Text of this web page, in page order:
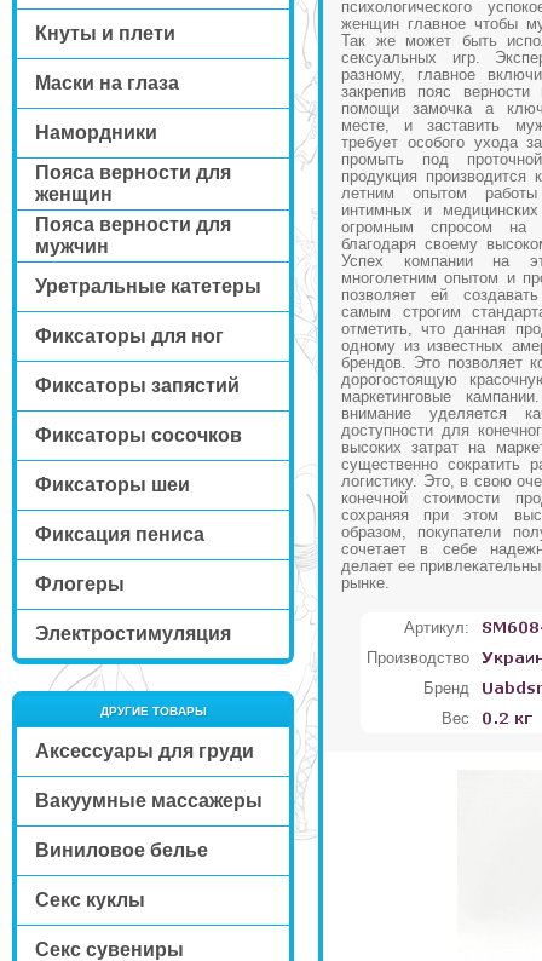
Кнуты и плети
Маски на глаза
Намордники
Пояса верности для
женщин
Пояса верности для
мужчин
Уретральные катетеры
Фиксаторы для ног
Фиксаторы запястий
Фиксаторы сосочков
Фиксаторы шеи
Фиксация пениса
Флогеры
Электростимуляция
ДРУГИЕ ТОВАРЫ
Аксессуары для груди
Вакуумные массажеры
Виниловое белье
Секс куклы
Секс сувениры
психологического
женщин главное чтобы
Так же может быть
сексуальных игр.
разному, главное
закрепив пояс
помощи замочка а
месте, и заставить
требует особого ухода
промыть под
продукция
летним опытом
интимных и
огромным спросом
благодаря своему
Успех компании на
многолетним опытом и
позволяет ей
самым строгим
отметить, что данная
одному из известных
брендов. Это позволяет
дорогостоящую
маркетинговые
внимание уделяется
доступности для
высоких затрат на
существенно сократить
логистику. Это, в свою
конечной стоимости
сохраняя при этом
образом, покупатели
сочетает в себе
делает ее
рынке.
Артикул:
Производство
Бренд
Вес